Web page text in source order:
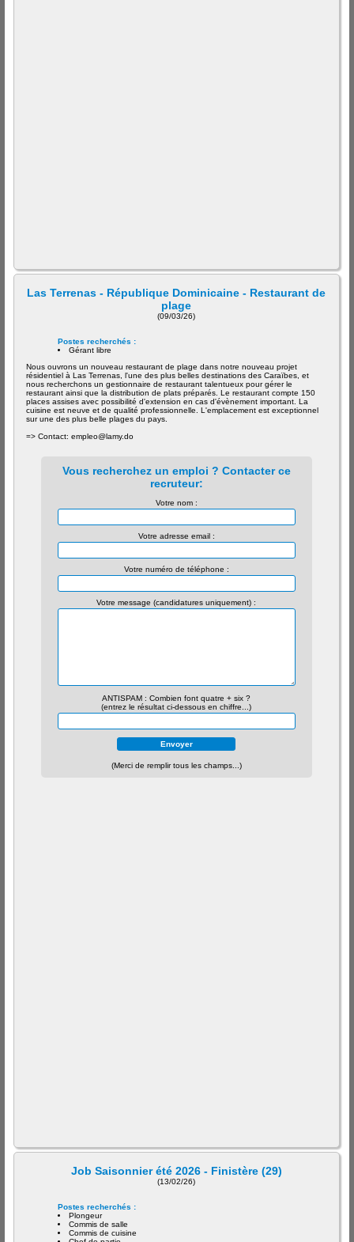
Las Terrenas - République Dominicaine - Restaurant de
plage
(09/03/26)
Postes recherchés :
Gérant libre
Nous ouvrons un nouveau restaurant de plage dans notre nouveau projet
résidentiel à Las Terrenas, l'une des plus belles destinations des Caraïbes, et
nous recherchons un gestionnaire de restaurant talentueux pour gérer le
restaurant ainsi que la distribution de plats préparés. Le restaurant compte 150
places assises avec possibilité d'extension en cas d'évènement important. La
cuisine est neuve et de qualité professionnelle. L'emplacement est exceptionnel
sur une des plus belle plages du pays.
=> Contact: empleo@lamy.do
Vous recherchez un emploi ? Contacter ce
recruteur:
Votre nom :
Votre adresse email :
Votre numéro de téléphone :
Votre message (candidatures uniquement) :
ANTISPAM : Combien font quatre + six ?
(entrez le résultat ci-dessous en chiffre...)
(Merci de remplir tous les champs...)
Job Saisonnier été 2026 - Finistère (29)
(13/02/26)
Postes recherchés :
Plongeur
Commis de salle
Commis de cuisine